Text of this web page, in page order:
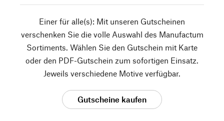
Einer für alle(s): Mit unseren Gutscheinen
verschenken Sie die volle Auswahl des Manufactum
Sortiments. Wählen Sie den Gutschein mit Karte
oder den PDF-Gutschein zum sofortigen Einsatz.
Jeweils verschiedene Motive verfügbar.
Gutscheine kaufen